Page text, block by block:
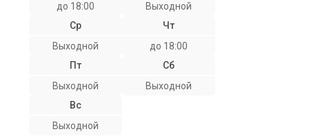
до 18:00
Выходной
Ср
Выходной
Чт
до 18:00
Пт
Выходной
Сб
Выходной
Вс
Выходной